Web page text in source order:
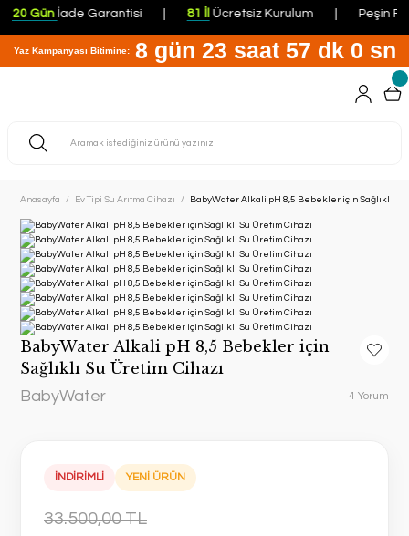
Günİade Garantisi 81 İl Ücretsiz Kurulum Peşin
Yaz Kampanyası Bitimine: 8 gün 23 saat 57 dk 0 sn
Anasayfa Ev Tipi Su Arıtma Cihazı BabyWater Alkali pH 8,5 Bebekler için Sağlıklı Su
BabyWater Alkali pH 8,5 Bebekler için
Sağlıklı Su Üretim Cihazı
BabyWater 4 Yorum
İNDİRİMLİ YENİ ÜRÜN
33.500,00 TL